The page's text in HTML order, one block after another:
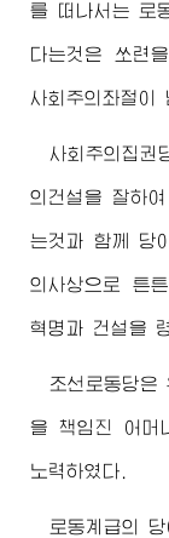
를 떠나서는 로
다는것은 쏘련
사회주의좌절이
사회주의집
의건설을 잘하
는것과 함께 당
의사상으로 튼
혁명과 건설을
조선로동당은
을 책임진 어머
노력하였다.
로동계급의